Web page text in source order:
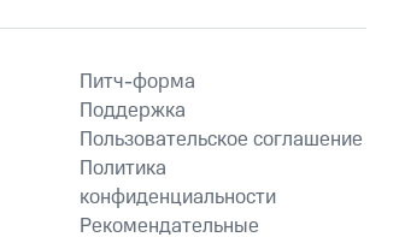
Питч-форма
Поддержка
Пользовательское соглашение
Политика
конфиденциальности
Рекомендательные